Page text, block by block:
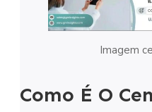
Imagem
Como É O